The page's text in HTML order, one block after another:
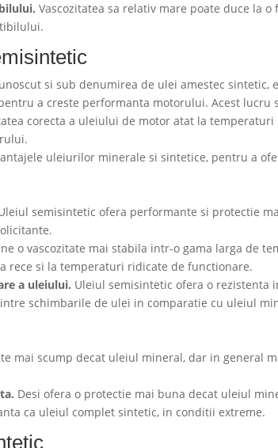
Vascozitatea sa relativ mare poate duce la o
si sub denumirea de ulei amestec sintetic,
a creste performanta motorului. Acest lucru
corecta a uleiului de motor atat la
uleiurilor minerale si sintetice, pentru a
semisintetic ofera performante si protectie
o vascozitate mai stabila intr-o gama larga de
rece si la temperaturi ridicate de functionare.
a uleiului. Uleiul semisintetic ofera o rezistenta
schimbarile de ulei in comparatie cu uleiul
mai scump decat uleiul mineral, dar in general
Desi ofera o protectie mai buna decat uleiul
ca uleiul complet sintetic, in conditii extreme.